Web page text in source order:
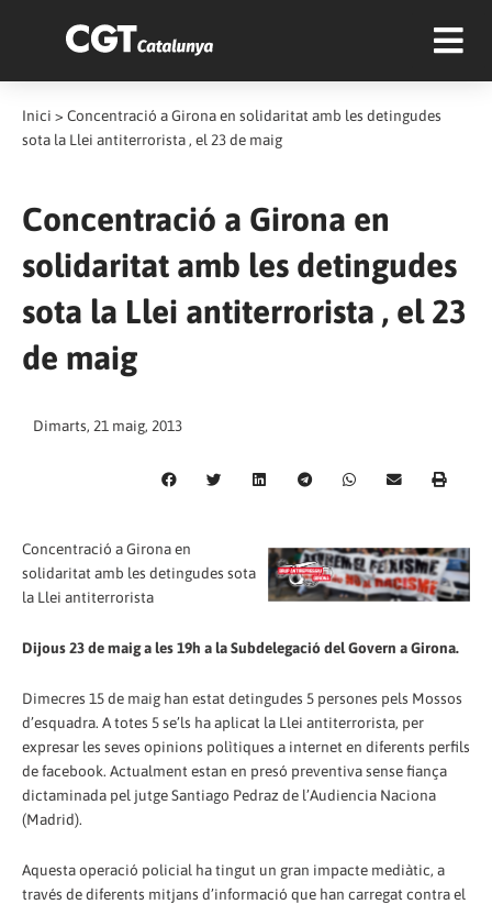
Inici > Concentració a Girona en solidaritat amb les detingudes
sota la Llei antiterrorista , el 23 de maig
Concentració a Girona en
solidaritat amb les detingudes
sota la Llei antiterrorista , el 23
de maig
Dimarts, 21 maig, 2013
Concentració a Girona en
solidaritat amb les detingudes sota
la Llei antiterrorista
Dijous 23 de maig a les 19h a la Subdelegació del Govern a Girona.
Dimecres 15 de maig han estat detingudes 5 persones pels Mossos
d’esquadra. A totes 5 se’ls ha aplicat la Llei antiterrorista, per
expresar les seves opinions polìtiques a internet en diferents perfils
de facebook. Actualment estan en presó preventiva sense fiança
dictaminada pel jutge Santiago Pedraz de l’Audiencia Naciona
(Madrid).
Aquesta operació policial ha tingut un gran impacte mediàtic, a
través de diferents mitjans d’informació que han carregat contra el